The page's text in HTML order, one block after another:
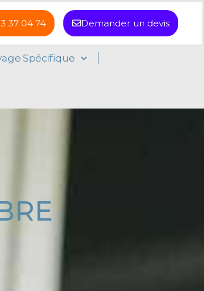
37 04 74 Demander un devis
Spécifique